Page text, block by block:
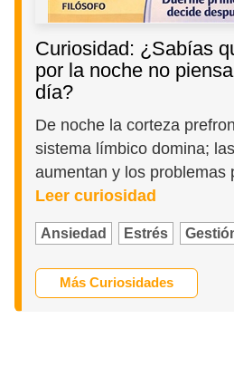
Curiosidad: ¿Sabías
por la noche no
día?
De noche la corteza
sistema límbico domina;
aumentan y los problemas
Leer curiosidad
Ansiedad Estrés
Más Curiosidades